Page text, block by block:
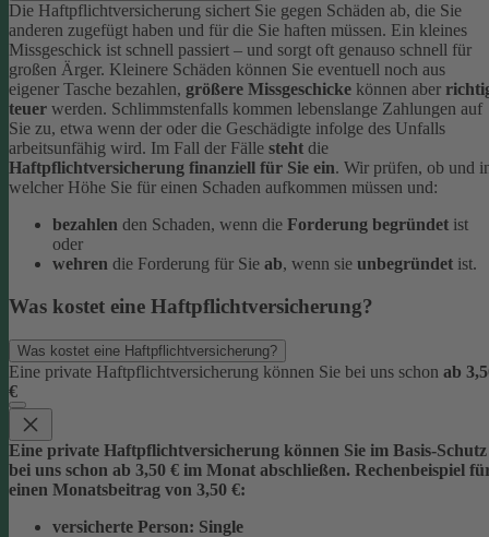
Die Haftpflichtversicherung sichert Sie gegen Schäden ab, die Sie
anderen zugefügt haben und für die Sie haften müssen. Ein kleines
Missgeschick ist schnell passiert – und sorgt oft genauso schnell für
großen Ärger. Kleinere Schäden können Sie eventuell noch aus
eigener Tasche bezahlen, größere Missgeschicke können aber
teuer werden. Schlimmstenfalls kommen lebenslange Zahlungen auf
Sie zu, etwa wenn der oder die Geschädigte infolge des Unfalls
arbeitsunfähig wird. Im Fall der Fälle steht die
Haftpflichtversicherung finanziell für Sie ein. Wir prüfen, ob und
welcher Höhe Sie für einen Schaden aufkommen müssen und:
bezahlen den Schaden, wenn die Forderung begründet ist
oder
wehren die Forderung für Sie ab, wenn sie unbegründet ist.
Was kostet eine Haftpflichtversicherung?
Was kostet eine Haftpflichtversicherung?
Eine private Haftpflichtversicherung können Sie bei uns schon ab
€
Eine private Haftpflichtversicherung können Sie im Basis-Schutz
bei uns schon ab 3,50 € im Monat abschließen. Rechenbeispiel
einen Monatsbeitrag von 3,50 €:
versicherte Person: Single